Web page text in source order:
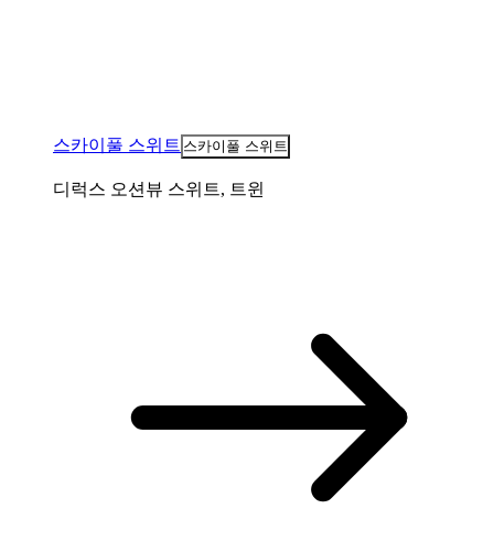
스카이풀 스위트 스카이풀 스위트
디럭스 오션뷰 스위트, 트윈